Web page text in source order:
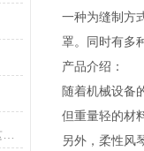
一种为缝制方
罩。同时有多
产品介绍：
随着机械设备
但重量轻的材
另外，柔性风